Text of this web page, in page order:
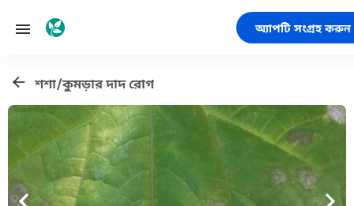
অ্যাপটি সংগ্রহ করুন
শশা/কুমড়ার দাদ রোগ